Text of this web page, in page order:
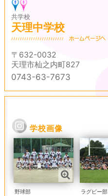
共学校
天理中学校
〒632-0032
天理市杣之内町827
0743-63-7673
学校画像
野球部 ラグビー部